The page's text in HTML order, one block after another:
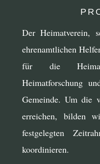
Der Heimatverein,
ehrenamtlichen
für die
Heimatforschung
Gemeinde. Um die
erreichen, bilden
festgelegten
koordinieren.